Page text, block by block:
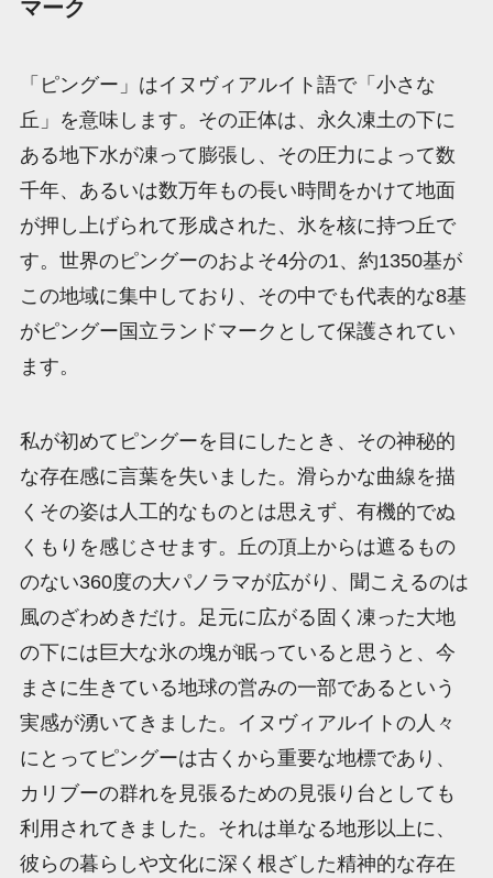
マーク
「ピングー」はイヌヴィアルイト語で「小さな
丘」を意味します。その正体は、永久凍土の下に
ある地下水が凍って膨張し、その圧力によって数
千年、あるいは数万年もの長い時間をかけて地面
が押し上げられて形成された、氷を核に持つ丘で
す。世界のピングーのおよそ4分の1、約1350基が
この地域に集中しており、その中でも代表的な8基
がピングー国立ランドマークとして保護されてい
ます。
私が初めてピングーを目にしたとき、その神秘的
な存在感に言葉を失いました。滑らかな曲線を描
くその姿は人工的なものとは思えず、有機的でぬ
くもりを感じさせます。丘の頂上からは遮るもの
のない360度の大パノラマが広がり、聞こえるのは
風のざわめきだけ。足元に広がる固く凍った大地
の下には巨大な氷の塊が眠っていると思うと、今
まさに生きている地球の営みの一部であるという
実感が湧いてきました。イヌヴィアルイトの人々
にとってピングーは古くから重要な地標であり、
カリブーの群れを見張るための見張り台としても
利用されてきました。それは単なる地形以上に、
彼らの暮らしや文化に深く根ざした精神的な存在